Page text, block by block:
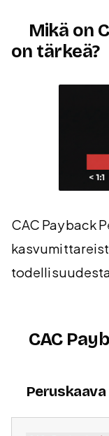
Mikä on
on tärkeä?
CAC Payback
CAC
Peruskaava